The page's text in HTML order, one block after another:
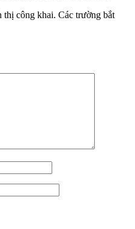
thị công khai. Các trường bắt